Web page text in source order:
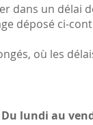
dans un délai
déposé ci-
où les
Du lundi au